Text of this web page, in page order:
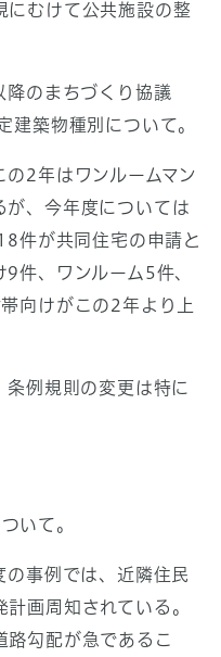
にむけて公共施設の整
まちづくり協議
建築物種別について。
2年はワンルームマン
が、今年度については
件が共同住宅の申請と
件、ワンルーム5件、
向けがこの2年より上
例規則の変更は特に
いて。
事例では、近隣住民
画周知されている。
路勾配が急であるこ